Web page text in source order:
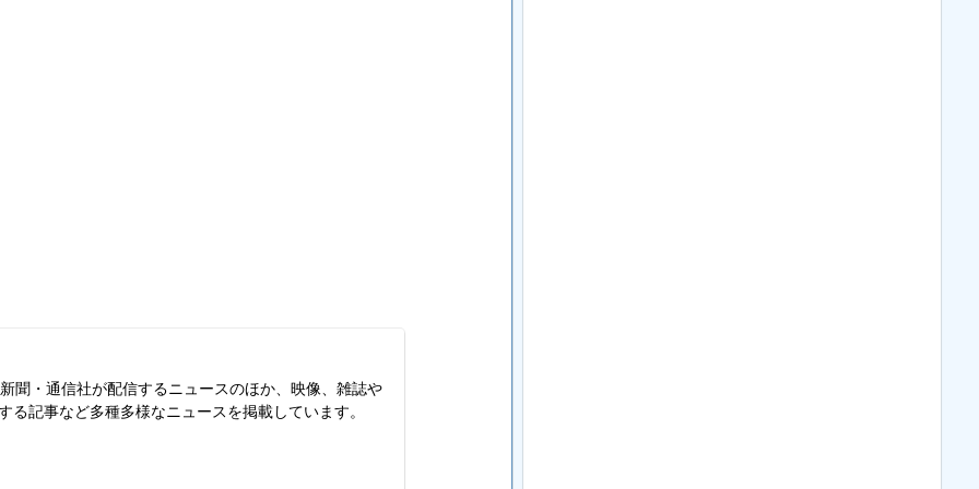
聞・通信社が配信するニュースのほか、映像、雑誌や
る記事など多種多様なニュースを掲載しています。